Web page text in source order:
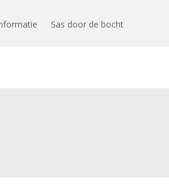
Sas door de bocht